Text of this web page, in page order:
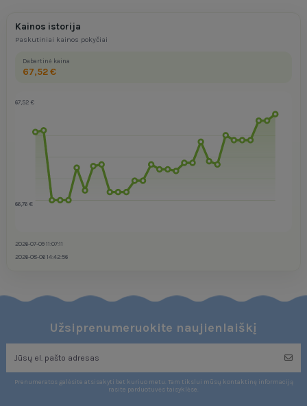
Kainos istorija
Paskutiniai kainos pokyčiai
Dabartinė kaina
67,52 €
67,52 €
66,76 €
2026-07-09 11:07:11
2026-08-06 14:42:56
Užsiprenumeruokite naujienlaiškį
Prenumeratos galėsite atsisakyti bet kuriuo metu. Tam tikslui mūsų kontaktinę informaciją
rasite parduotuvės taisyklėse.